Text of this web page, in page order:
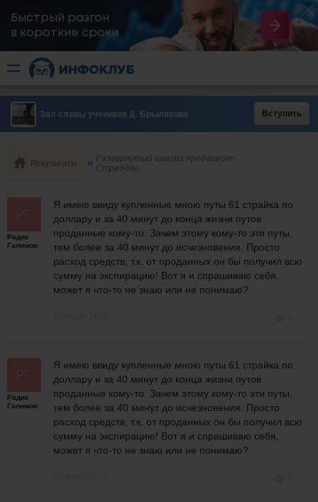
Быстрый разгон
​в короткие сроки
Зал славы учеников Д. Брылякова Вступить
Результаты
Развернутый анализ проданного
Стреддла
Радик
Галимов
Я имею ввиду купленные мною путы 61 страйка по
доллару и за 40 минут до конца жизни путов
проданные кому-то. Зачем этому кому-то эти путы,
тем более за 40 минут до исчезновения. Просто
расход средств, т.к. от проданных он бы получил всю
сумму на экспирацию! Вот я и спрашиваю себя,
может я что-то не знаю или не понимаю?
Радик
Галимов
Я имею ввиду купленные мною путы 61 страйка по
доллару и за 40 минут до конца жизни путов
проданные кому-то. Зачем этому кому-то эти путы,
тем более за 40 минут до исчезновения. Просто
расход средств, т.к. от проданных он бы получил всю
сумму на экспирацию! Вот я и спрашиваю себя,
может я что-то не знаю или не понимаю?